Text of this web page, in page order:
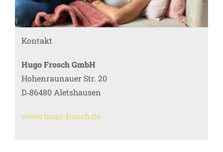
Kontakt
Hugo Frosch GmbH
Hohenraunauer Str. 20
D‑86480 Aletshausen
www.hugo-frosch.de